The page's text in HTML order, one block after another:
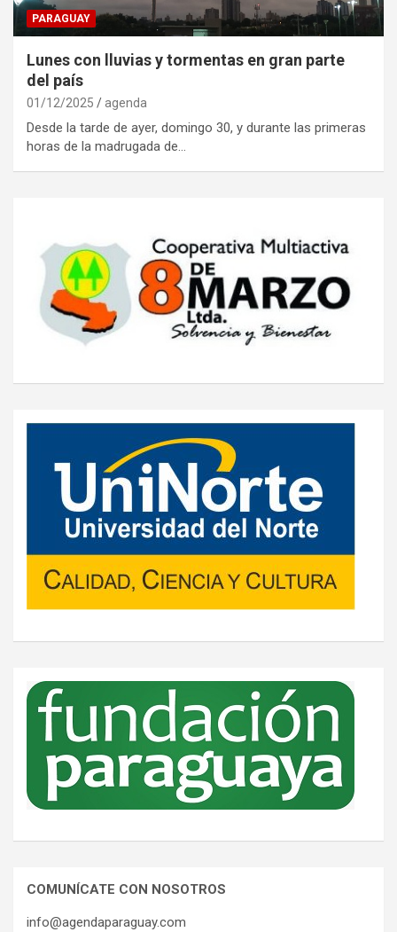
PARAGUAY
Lunes con lluvias y tormentas en gran parte
del país
01/12/2025 agenda
Desde la tarde de ayer, domingo 30, y durante las primeras
horas de la madrugada de…
COMUNÍCATE CON NOSOTROS
info@agendaparaguay.com